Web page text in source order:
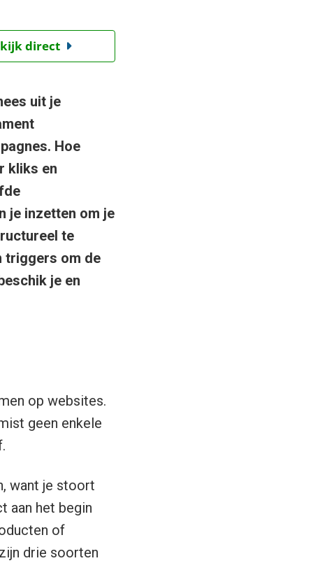
direct
uit je
Hoe
kliks en
je inzetten om je
te
triggers om de
je en
op websites.
geen enkele
want je stoort
aan het begin
of
drie soorten